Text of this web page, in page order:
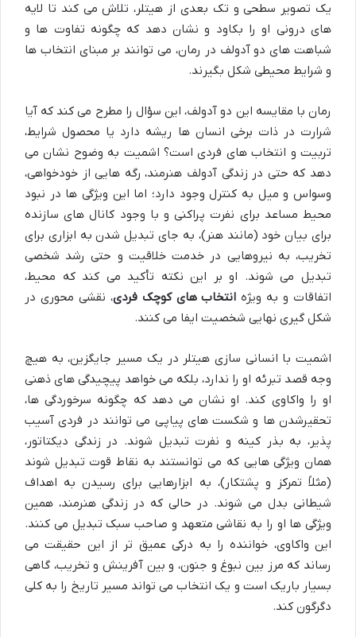
یک تصویر سطحی و تک بعدی از هیتلر، تلاش می کند تا لایه
های درونی او را بکاود و نشان دهد که چگونه تفاوت ها و
شباهت های دو آدولف در رمان، می توانند بر مبنای انتخاب ها
و شرایط محیطی شکل بگیرند.
رمان با مقایسه این دو آدولف، این سؤال را مطرح می کند که آیا
شرارت در ذات برخی انسان ها ریشه دارد یا محصول شرایط،
تربیت و انتخاب های فردی است؟ اشمیت به وضوح نشان می
دهد که حتی در زندگی آدولف هنرمند، رگه هایی از خودخواهی،
وسواس و میل به کنترل وجود دارد؛ اما این ویژگی ها در نبود
محیط مساعد برای نفرت پراکنی و با وجود کانال های سازنده
برای بیان خود (مانند هنر)، به جای تبدیل شدن به ابزاری برای
تخریب، به نیروهایی در خدمت خلاقیت و حتی رشد شخصی
تبدیل می شوند. او بر این نکته تأکید می کند که محیط،
اتفاقات و به ویژه انتخاب های کوچک فردی، نقشی محوری در
شکل گیری نهایی شخصیت ایفا می کنند.
اشمیت با انسانی سازی هیتلر در یک مسیر جایگزین، به هیچ
وجه قصد تبرئه او را ندارد، بلکه می خواهد پیچیدگی های ذهنی
او را واکاوی کند. او نشان می دهد که چگونه سرخوردگی ها،
تحقیرشدن ها و شکست های پیاپی می توانند در فردی آسیب
پذیر، به بذر کینه و نفرت تبدیل شوند. در زندگی دیکتاتور،
همان ویژگی هایی که می توانستند به نقاط قوت تبدیل شوند
(مثلاً تمرکز و پشتکار)، به ابزارهایی برای رسیدن به اهداف
شیطانی بدل می شوند. در حالی که در زندگی هنرمند، همین
ویژگی ها او را به نقاشی متعهد و صاحب سبک تبدیل می کنند.
این واکاوی، خواننده را به درکی عمیق تر از این حقیقت می
رساند که مرز بین نبوغ و جنون، و بین آفرینش و تخریب، گاهی
بسیار باریک است و یک انتخاب می تواند مسیر تاریخ را به کلی
دگرگون کند.